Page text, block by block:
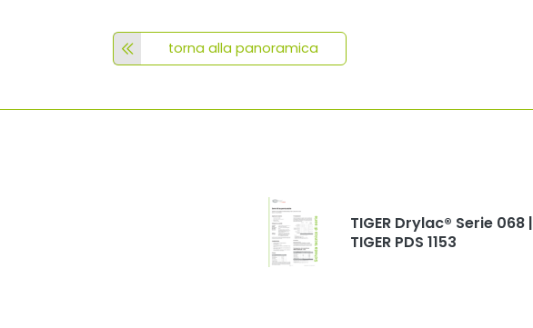
torna alla panoramica
TIGER Drylac® Serie 068 |
TIGER PDS 1153